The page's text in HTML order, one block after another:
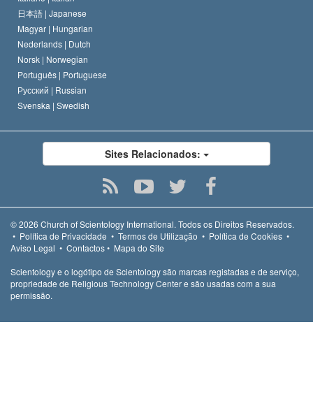
日本語 | Japanese
Magyar | Hungarian
Nederlands | Dutch
Norsk | Norwegian
Português | Portuguese
Русский | Russian
Svenska | Swedish
Sites Relacionados:
© 2026 Church of Scientology International. Todos os Direitos Reservados.
• Política de Privacidade • Termos de Utilização • Política de Cookies •
Aviso Legal • Contactos• Mapa do Site
Scientology e o logótipo de Scientology são marcas registadas e de serviço,
propriedade de Religious Technology Center e são usadas com a sua
permissão.